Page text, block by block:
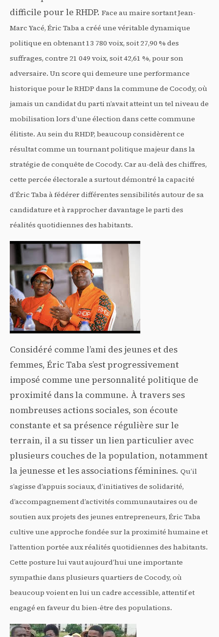
difficile pour le RHDP. Face au maire sortant Jean-
Marc Yacé, Éric Taba a créé une véritable dynamique
politique en obtenant 13 780 voix, soit 27,90 % des
suffrages, contre 21 049 voix, soit 42,61 %, pour son
adversaire. Un score qui demeure une performance
historique pour le RHDP dans la commune de Cocody, où
jamais un candidat du parti n’avait atteint un tel niveau de
mobilisation lors d’une élection dans cette commune
élitiste. Au sein du RHDP, beaucoup considèrent ce
résultat comme un tournant politique majeur dans la
stratégie de conquête de Cocody. Car au-delà des chiffres,
cette percée électorale a surtout démontré la capacité
d’Éric Taba à fédérer différentes sensibilités autour de sa
candidature et à rapprocher davantage le parti des
réalités quotidiennes des habitants.
Considéré comme l’ami des jeunes et des
femmes, Éric Taba s’est progressivement
imposé comme une personnalité politique de
proximité dans la commune. À travers ses
nombreuses actions sociales, son écoute
constante et sa présence régulière sur le
terrain, il a su tisser un lien particulier avec
plusieurs couches de la population, notamment
la jeunesse et les associations féminines. Qu’il
s’agisse d’appuis sociaux, d’initiatives de solidarité,
d’accompagnement d’activités communautaires ou de
soutien aux projets des jeunes entrepreneurs, Éric Taba
cultive une approche fondée sur la proximité humaine et
l’attention portée aux réalités quotidiennes des habitants.
Cette posture lui vaut aujourd’hui une importante
sympathie dans plusieurs quartiers de Cocody, où
beaucoup voient en lui un cadre accessible, attentif et
engagé en faveur du bien-être des populations.